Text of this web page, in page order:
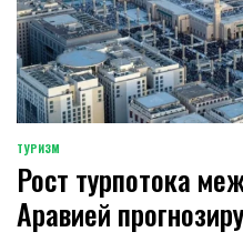
POSTED
IN
ТУРИЗМ
Рост турпотока
Аравией